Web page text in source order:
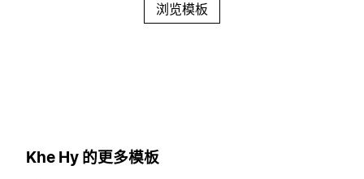
浏览模板
Khe Hy 的更多模板